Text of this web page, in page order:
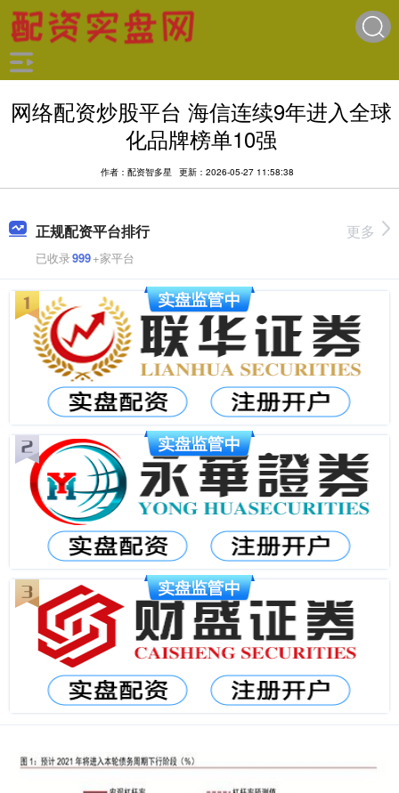
网络配资炒股平台 海信连续9年进入全球
化品牌榜单10强
作者：配资智多星 更新：2026-05-27 11:58:38
正规配资平台排行
已收录999+家平台
更多